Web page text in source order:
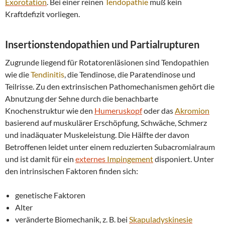
Kraftdefizit vorliegen.
Insertionstendopathien und Partialrupturen
Zugrunde liegend für Rotatorenläsionen sind Tendopathien
wie dieTendinitis, die Tendinose, die Paratendinose und
Teilrisse. Zu den extrinsischen Pathomechanismen gehört die
Abnutzung der Sehne durch die benachbarte
Knochenstruktur wie den Humeruskopfoder dasAkromion
basierend auf muskulärer Erschöpfung, Schwäche, Schmerz
und inadäquater Muskeleistung. Die Hälfte der davon
Betroffenen leidet unter einem reduzierten Subacromialraum
und ist damit für ein externes Impingementdisponiert. Unter
den intrinsischen Faktoren finden sich:
genetische Faktoren
Alter
veränderte Biomechanik, z. B. bei Skapuladyskinesie